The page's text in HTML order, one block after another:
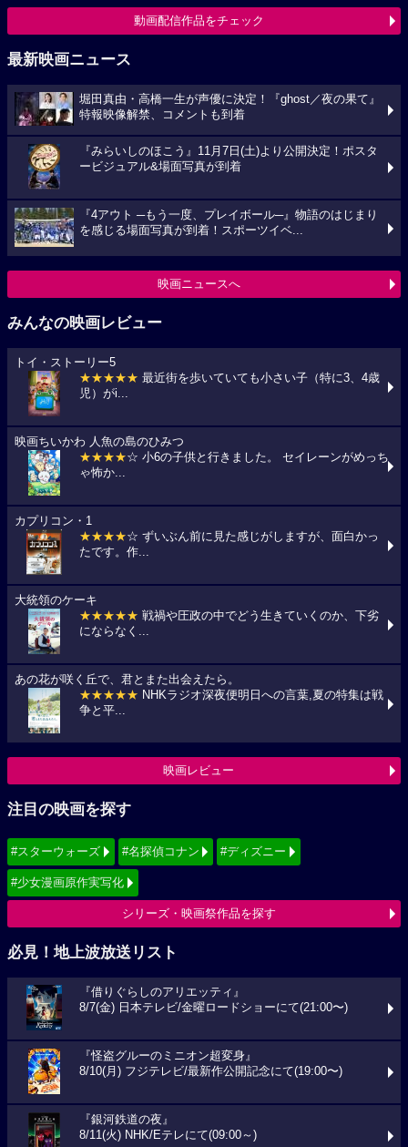
動画配信作品をチェック
最新映画ニュース
堀田真由・高橋一生が声優に決定！『ghost／夜の果て』
特報映像解禁、コメントも到着
『みらいしのほこう』11月7日(土)より公開決定！ポスタ
ービジュアル&場面写真が到着
『4アウト ─もう一度、プレイボール─』物語のはじまり
を感じる場面写真が到着！スポーツイベ...
映画ニュースへ
みんなの映画レビュー
トイ・ストーリー5
★★★★★ 最近街を歩いていても小さい子（特に3、4歳
児）がi...
映画ちいかわ 人魚の島のひみつ
★★★★☆ 小6の子供と行きました。 セイレーンがめっち
ゃ怖か...
カプリコン・1
★★★★☆ ずいぶん前に見た感じがしますが、面白かっ
たです。作...
大統領のケーキ
★★★★★ 戦禍や圧政の中でどう生きていくのか、下劣
にならなく...
あの花が咲く丘で、君とまた出会えたら。
★★★★★ NHKラジオ深夜便明日への言葉,夏の特集は戦
争と平...
映画レビュー
注目の映画を探す
#スターウォーズ #名探偵コナン #ディズニー
#少女漫画原作実写化
シリーズ・映画祭作品を探す
必見！地上波放送リスト
『借りぐらしのアリエッティ』
8/7(金) 日本テレビ/金曜ロードショーにて(21:00〜)
『怪盗グルーのミニオン超変身』
8/10(月) フジテレビ/最新作公開記念にて(19:00〜)
『銀河鉄道の夜』
8/11(火) NHK/Eテレにて(09:00～)